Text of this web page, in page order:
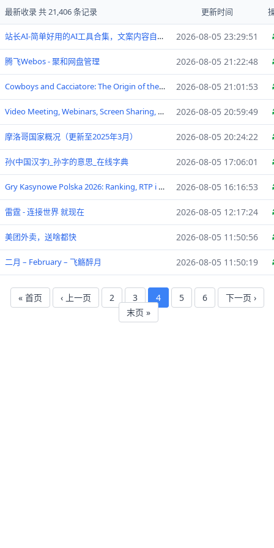
最新收录 共 21,406 条记录 更新时间
站长AI-简单好用的AI工具合集，文案内容自动创作神器！ 2026-08-05 23:29:51
腾飞Webos - 聚和网盘管理 2026-08-05 21:22:48
Cowboys and Cacciatore: The Origin of the term “Spaghetti Western” | IU Libraries Blogs 2026-08-05 21:01:53
Video Meeting, Webinars, Screen Sharing, Group Chat App | U 2026-08-05 20:59:49
摩洛哥国家概况（更新至2025年3月） 2026-08-05 20:24:22
孙(中国汉字)_孙字的意思_在线字典 2026-08-05 17:06:01
Gry Kasynowe Polska 2026: Ranking, RTP i Wypłaty 2026-08-05 16:16:53
雷霆 - 连接世界 就现在 2026-08-05 12:17:24
美团外卖，送啥都快 2026-08-05 11:50:56
二月 – February – 飞觞醉月 2026-08-05 11:50:19
« 首页 ‹ 上一页 2 3 4 5 6
下一页 ›
末页 »